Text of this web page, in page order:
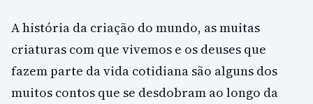
A história da criação do mundo, as muitas
criaturas com que vivemos e os deuses que
fazem parte da vida cotidiana são alguns dos
muitos contos que se desdobram ao longo da